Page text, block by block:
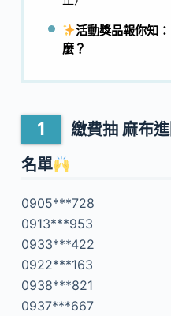
活動獎品報你知
麼？
繳費抽 麻布
名單
0905***728
0913***953
0933***422
0922***163
0938***821
0937***667